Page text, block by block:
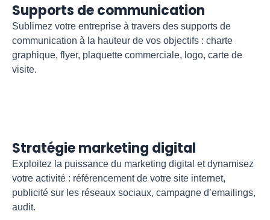
Supports de communication
Sublimez votre entreprise à travers des supports de
communication à la hauteur de vos objectifs : charte
graphique, flyer, plaquette commerciale, logo, carte de
visite.
Stratégie marketing digital
Exploitez la puissance du marketing digital et dynamisez
votre activité : référencement de votre site internet,
publicité sur les réseaux sociaux, campagne d’emailings,
audit.